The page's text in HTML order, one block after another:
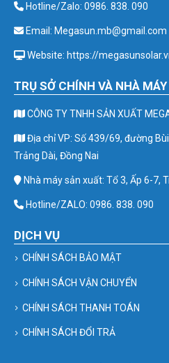
Hotline/Zalo: 0986. 838. 090
Email: Megasun.mb@gmail.com
Website: https://
TRỤ SỞ CHÍNH VÀ NHÀ
CÔNG TY TNHH SẢN XUẤT
Địa chỉ VP: Số 439/69, đường
Trảng Dài, Đồng Nai
Nhà máy sản xuất: Tổ 3, Ấp 6-7,
Hotline/ZALO: 0986. 838. 090
DỊCH VỤ
CHÍNH SÁCH BẢO MẬT
CHÍNH SÁCH VẬN CHUYỂN
CHÍNH SÁCH THANH TOÁN
CHÍNH SÁCH ĐỔI TRẢ